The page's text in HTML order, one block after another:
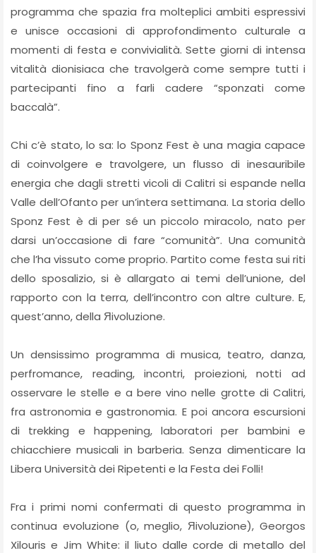
programma che spazia fra molteplici ambiti espressivi
e unisce occasioni di approfondimento culturale a
momenti di festa e convivialità. Sette giorni di intensa
vitalità dionisiaca che travolgerà come sempre tutti i
partecipanti fino a farli cadere “sponzati come
baccalà”.
Chi c’è stato, lo sa: lo Sponz Fest è una magia capace
di coinvolgere e travolgere, un flusso di inesauribile
energia che dagli stretti vicoli di Calitri si espande nella
Valle dell’Ofanto per un’intera settimana. La storia dello
Sponz Fest è di per sé un piccolo miracolo, nato per
darsi un’occasione di fare “comunità”. Una comunità
che l’ha vissuto come proprio. Partito come festa sui riti
dello sposalizio, si è allargato ai temi dell’unione, del
rapporto con la terra, dell’incontro con altre culture. E,
quest’anno, della Яivoluzione.
Un densissimo programma di musica, teatro, danza,
perfromance, reading, incontri, proiezioni, notti ad
osservare le stelle e a bere vino nelle grotte di Calitri,
fra astronomia e gastronomia. E poi ancora escursioni
di trekking e happening, laboratori per bambini e
chiacchiere musicali in barberia. Senza dimenticare la
Libera Università dei Ripetenti e la Festa dei Folli!
Fra i primi nomi confermati di questo programma in
continua evoluzione (o, meglio, Яivoluzione), Georgos
Xilouris e Jim White: il liuto dalle corde di metallo del